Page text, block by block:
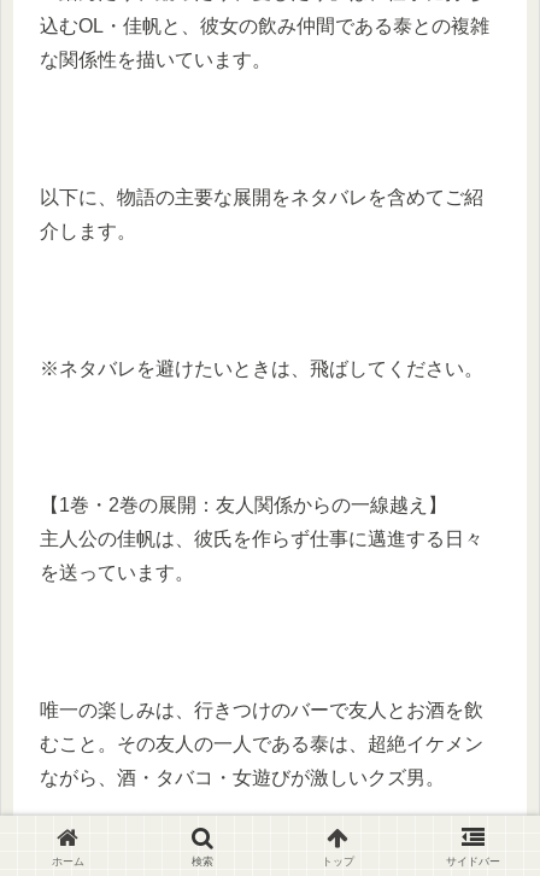
込むOL・佳帆と、彼女の飲み仲間である泰との複雑
な関係性を描いています。​
以下に、物語の主要な展開をネタバレを含めてご紹
介します。​
※ネタバレを避けたいときは、飛ばしてください。
【1巻・2巻の展開：友人関係からの一線越え】
主人公の佳帆は、彼氏を作らず仕事に邁進する日々
を送っています。​
唯一の楽しみは、行きつけのバーで友人とお酒を飲
むこと。​その友人の一人である泰は、超絶イケメン
ながら、酒・タバコ・女遊びが激しいクズ男。
ホーム 検索 トップ サイドバー